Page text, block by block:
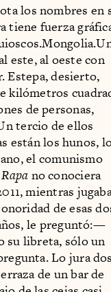
los nombres en
fuerza
este, al oeste con
Estepa, desierto,
kilómetros
de personas,
tercio de ellos
están los hunos,
el comunismo
Rapa no conociera
mientras
de esas
le preguntó:—
su libreta, sólo un
Lo jura dos
de un bar de